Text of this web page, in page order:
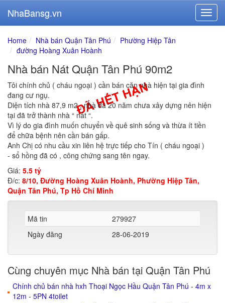
NhaBansg.vn
Home Nhà bán Quận Tân Phú
Phường Hiệp Tân
đường Hoàng Xuân Hoành
Nhà bán Nát Quận Tân Phú 90m2
Tôi chính chủ ( cháu ngoại ) cần bán căn nhà hiện tại gia đình
đang cư ngụ.
Diện tích nhà 87,9 m2 , nhà đã 20 năm chưa xây dựng nên hiện
tại đã trở thành nhà “ nát “.
Vì lý do gia đình muốn chuyển về quê sinh sống và thừa ít tiền
để chữa bệnh nên cần bán gấp.
Anh Chị có nhu cầu xin liên hệ trực tiếp cho Tín ( cháu ngoại )
- sổ hồng đã có , công chứng sang tên ngay.
Giá: 5.5 tỷ
Đ/c: 8/10, Đường Hoàng Xuân Hoành, Phường Hiệp Tân,
Quận Tân Phú, Tp Hồ Chí Minh
Mã tin
279927
Ngày đăng
28-06-2019
Cùng chuyên mục Nhà bán tại Quận Tân Phú
Chính chủ bán nhà hxh Thoại Ngọc Hầu Quận Tân Phú - 4m x
12m - 5PN 4toilet